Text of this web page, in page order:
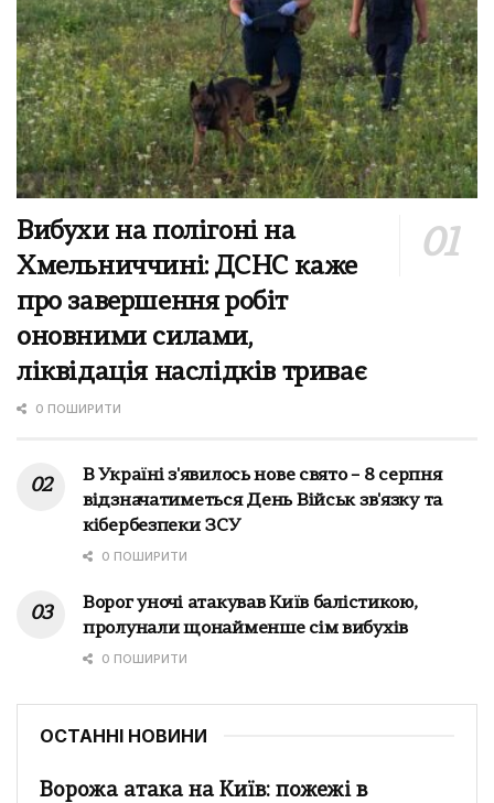
Вибухи на полігоні на
Хмельниччині: ДСНС каже
про завершення робіт
оновними силами,
ліквідація наслідків триває
0 ПОШИРИТИ
В Україні з'явилось нове свято – 8 серпня
відзначатиметься День Військ зв'язку та
кібербезпеки ЗСУ
0 ПОШИРИТИ
Ворог уночі атакував Київ балістикою,
пролунали щонайменше сім вибухів
0 ПОШИРИТИ
ОСТАННІ НОВИНИ
Ворожа атака на Київ: пожежі в